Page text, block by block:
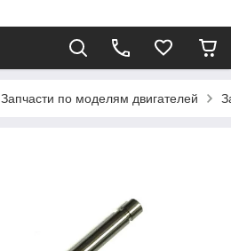
Запчасти по моделям двигателей